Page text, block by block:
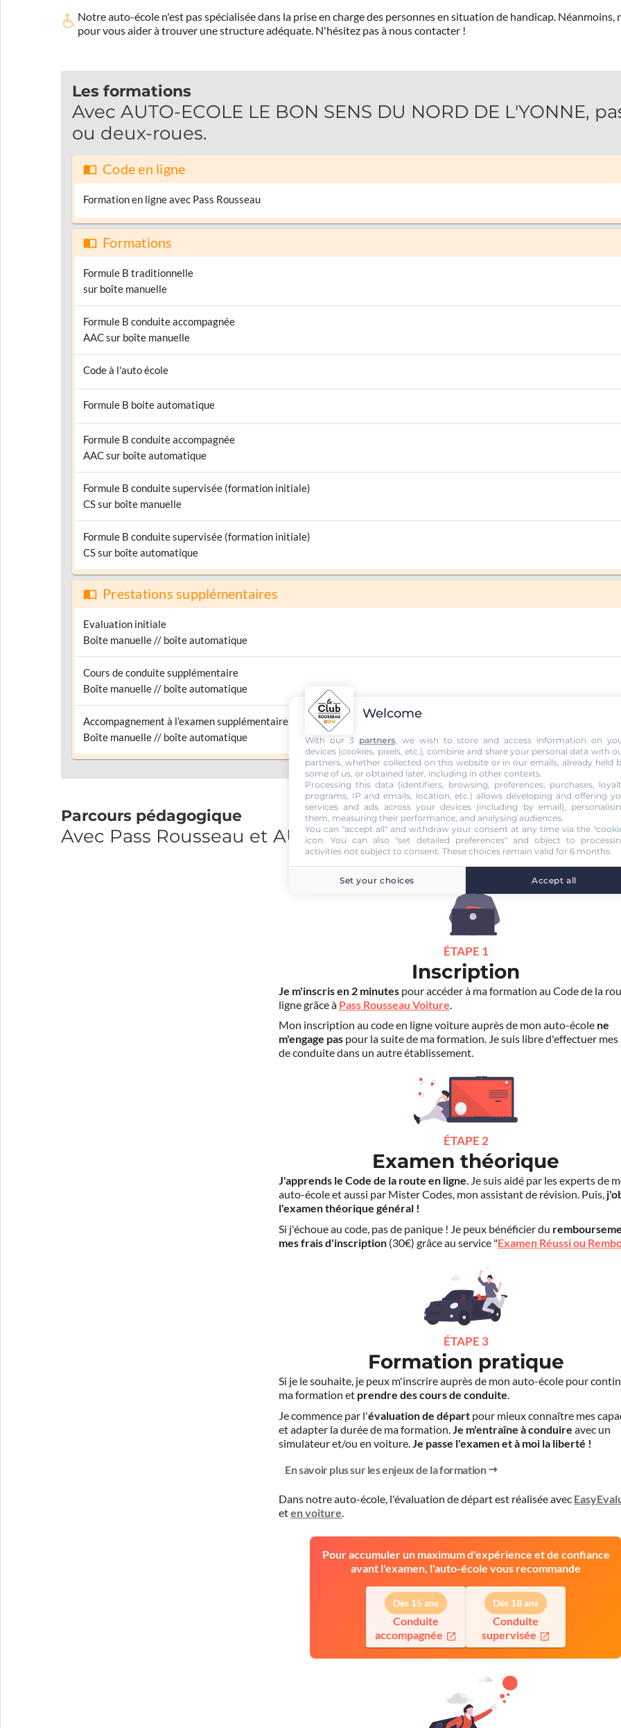
Notre auto-école n'est pas spécialisée dans la prise en charge des personnes en situation de handicap.
pour vous aider à trouver une structure adéquate. N'hésitez pas à nous contacter !
Les formations
Avec AUTO-ECOLE LE BON SENS DU NORD DE L'YONNE,
ou deux-roues.
Code en ligne
Formation en ligne avec Pass Rousseau
Formations
Formule B traditionnelle
sur boîte manuelle
Formule B conduite accompagnée
AAC sur boîte manuelle
Code à l'auto école
Formule B boite automatique
Formule B conduite accompagnée
AAC sur boîte automatique
Formule B conduite supervisée (formation initiale)
CS sur boîte manuelle
Formule B conduite supervisée (formation initiale)
CS sur boîte automatique
Prestations supplémentaires
Evaluation initiale
Boîte manuelle // boîte automatique
Cours de conduite supplémentaire
Boîte manuelle // boîte automatique
Accompagnement à l’examen supplémentaire
Boîte manuelle // boîte automatique
Parcours pédagogique
Avec Pass Rousseau et AUTO-ECOLE LE BON SENS DU
ÉTAPE 1
Inscription
Je m'inscris en 2 minutes pour accéder à ma formation au Code de la
ligne grâce à Pass Rousseau Voiture.
Mon inscription au code en ligne voiture auprès de mon auto-école ne
m'engage pas pour la suite de ma formation. Je suis libre d'effectuer mes
de conduite dans un autre établissement.
ÉTAPE 2
Examen théorique
J'apprends le Code de la route en ligne. Je suis aidé par les experts de
auto-école et aussi par Mister Codes, mon assistant de révision. Puis,
l'examen théorique général !
Si j'échoue au code, pas de panique ! Je peux bénéficier du
mes frais d'inscription (30€) grâce au service "Examen Réussi ou
ÉTAPE 3
Formation pratique
Si je le souhaite, je peux m'inscrire auprès de mon auto-école pour
ma formation et prendre des cours de conduite.
Je commence par l'évaluation de départ pour mieux connaître mes
et adapter la durée de ma formation.Je m'entraîne à conduire avec un
simulateur et/ou en voiture.Je passe l'examen et à moi la liberté !
En savoir plus sur les enjeux de la formation
Dans notre auto-école, l'évaluation de départ est réalisée avec
eten voiture.
Pour accumuler un maximum d'expérience et de confiance
avant l'examen, l'auto-école vous recommande
Dès 15 ans
Conduite
accompagnée
Dès 18 ans
Conduite
supervisée
Welcome
With our 3 partners, we wish to store and access information on
devices (cookies, pixels, etc.), combine and share your personal data with
partners, whether collected on this website or in our emails, already held
some of us, or obtained later, including in other contexts.
Processing this data (identifiers, browsing, preferences, purchases,
programs, IP and emails, location, etc.) allows developing and offering
services and ads across your devices (including by email),
them, measuring their performance, and analysing audiences.
You can "accept all" and withdraw your consent at any time via the
icon. You can also "set detailed preferences" and object to
activities not subject to consent. These choices remain valid for 6 months.
Set your choices Accept all